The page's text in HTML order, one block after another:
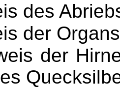
des
der
der